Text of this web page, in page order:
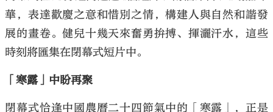
華，表達歡慶之意和惜別之情，構建人與自然和諧發
展的畫卷。健兒十幾天來奮勇拚搏、揮灑汗水，這些
時刻將匯集在閉幕式短片中。
「寒露」中盼再聚
閉幕式恰逢中國農曆二十四節氣中的「寒露」，正是